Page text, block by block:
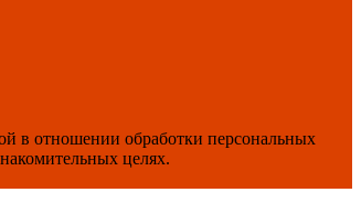
в отношении обработки персональных
целях.